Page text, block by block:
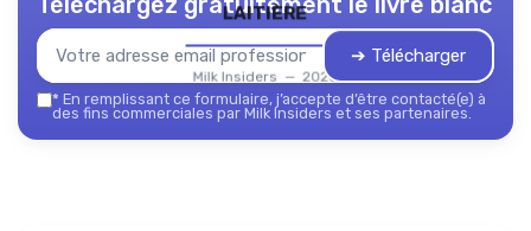
laitière
Milk Insiders — 2026
➔ Télécharger
* En remplissant ce formulaire, j’accepte d’être contacté(e) à
des fins commerciales par Milk Insiders et ses partenaires.